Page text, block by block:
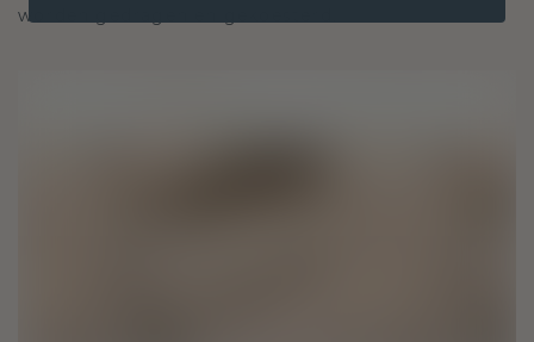
worden gedragen en gekoesterd.